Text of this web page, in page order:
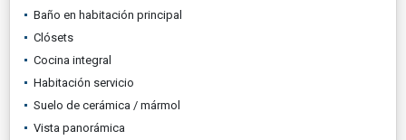
Baño en habitación principal
Clósets
Cocina integral
Habitación servicio
Suelo de cerámica / mármol
Vista panorámica